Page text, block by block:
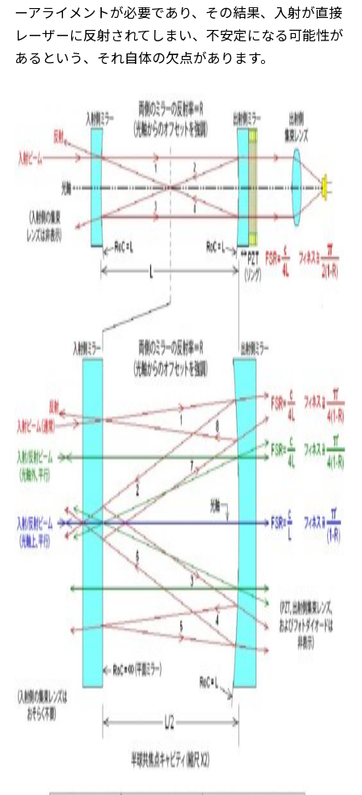
ーアライメントが必要であり、その結果、入射が直接
レーザーに反射されてしまい、不安定になる可能性が
あるという、それ自体の欠点があります。